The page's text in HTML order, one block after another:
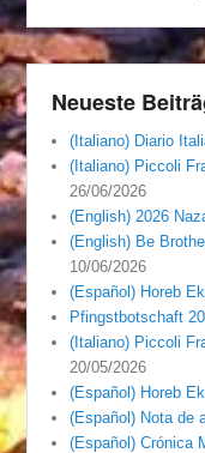
Neueste
(Italiano) Diario
(Italiano) Piccoli
26/06/2026
(English) 2026
(English) Be
10/06/2026
(Español) Horeb
Pfingstbotschaft
(Italiano) Piccoli
20/05/2026
(Español) Horeb
(Español) Nota de
(Español) Crónica